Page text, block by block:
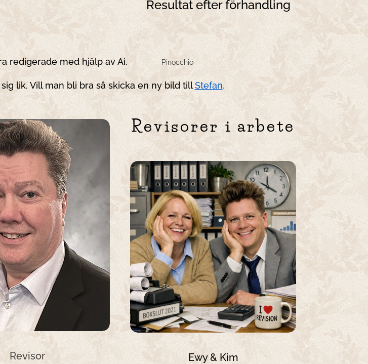
Resultat efter förhandling
redigerade med hjälp av Ai. 🤥Pinocchio
lik. Vill man bli bra så skicka en ny bild till Stefan.
Revisor
Revisorer i arbete
Ewy & Kim